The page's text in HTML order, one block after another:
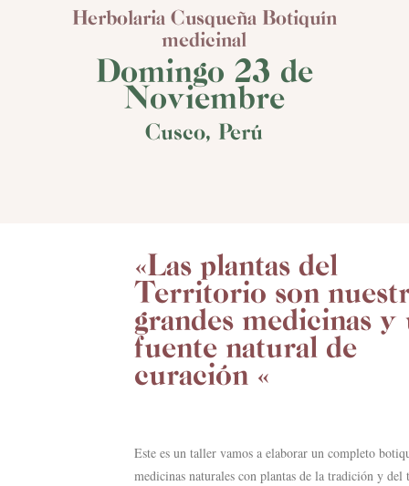
Herbolaria Cusqueña Botiquín
medicinal
Domingo 23 de
Noviembre
Cusco, Perú
«Las plantas del
Territorio son
grandes medicinas y
fuente natural de
curación «
Este es un taller vamos a elaborar un completo
medicinas naturales con plantas de la tradición y